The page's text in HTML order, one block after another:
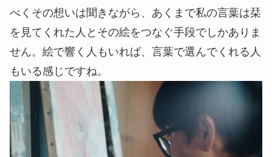
べくその想いは聞きながら、あくまで私の言葉は栞
を見てくれた人とその絵をつなぐ手段でしかありま
せん。絵で響く人もいれば、言葉で選んでくれる人
もいる感じですね。